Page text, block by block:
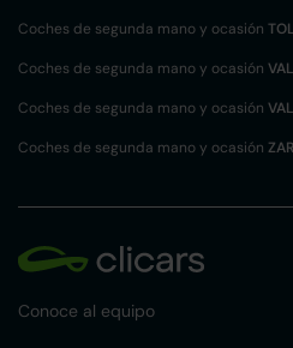
Coches de segunda mano y ocasión
Coches de segunda mano y ocasión
Coches de segunda mano y ocasión
Coches de segunda mano y ocasión
Conoce al equipo